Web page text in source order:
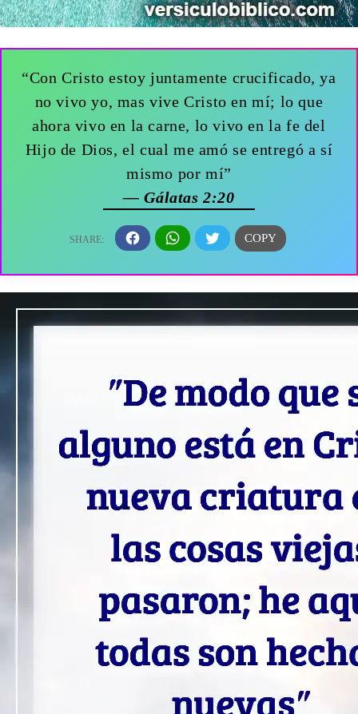
“Con Cristo estoy juntamente crucificado, ya
no vivo yo, mas vive Cristo en mí; lo que
ahora vivo en la carne, lo vivo en la fe del
Hijo de Dios, el cual me amó se entregó a sí
mismo por mí”
— Gálatas 2:20